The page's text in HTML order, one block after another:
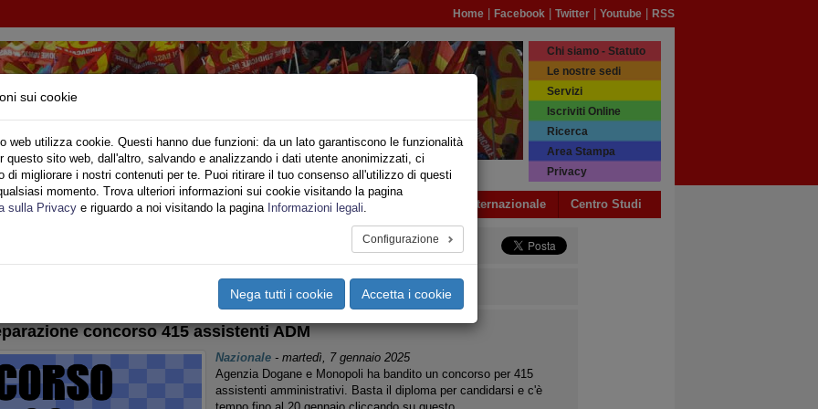
Home Facebook Twitter Youtube RSS
- CONCORSI
Chi siamo - Statuto
Le nostre sedi
Servizi
Iscriviti Online
Ricerca
Area Stampa
Privacy
Privato Territori Sociale Speciali Multimedia Internazionale Centro Studi
concorso 415 assistenti ADM
Nazionale- martedì, 7 gennaio 2025
Agenzia Dogane e Monopoli ha bandito un concorso per 415
assistenti amministrativi. Basta il diploma per candidarsi e c'è
sui cookie
web utilizza cookie. Questi hanno due funzioni: da un lato garantiscono le funzionalità
questo sito web, dall'altro, salvando e analizzando i dati utente anonimizzati, ci
di migliorare i nostri contenuti per te. Puoi ritirare il tuo consenso all'utilizzo di questi
momento. Trova ulteriori informazioni sui cookie visitando la pagina
sulla Privacy e riguardo a noi visitando la pagina Informazioni legali.
Configurazione
Nega tutti i cookie Accetta i cookie